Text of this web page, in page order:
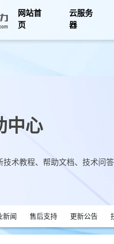
网站首
页
云服务
器
中心
技术教程、帮助文档、技术问
新闻 售后支持 更新公告